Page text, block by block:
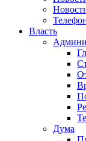
Власть
Дума